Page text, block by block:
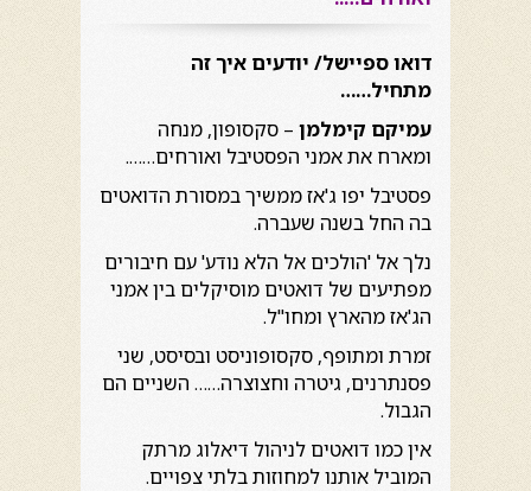
דואו ספיישל/ יודעים איך זה
מתחיל……
עמיקם קימלמן – סקסופון, מנחה
ומארח את אמני הפסטיבל ואורחים…….
פסטיבל יפו ג'אז ממשיך במסורת הדואטים
בה החל בשנה שעברה.
נלך אל 'הולכים אל הלא נודע' עם חיבורים
מפתיעים של דואטים מוסיקלים בין אמני
הג'אז מהארץ ומחו"ל.
זמרת ומתופף, סקסופוניסט ובסיסט, שני
פסנתרנים, גיטרה וחצוצרה…… השניים הם
הגבול.
אין כמו דואטים לניהול דיאלוג מרתק
המוביל אותנו למחוזות בלתי צפויים.